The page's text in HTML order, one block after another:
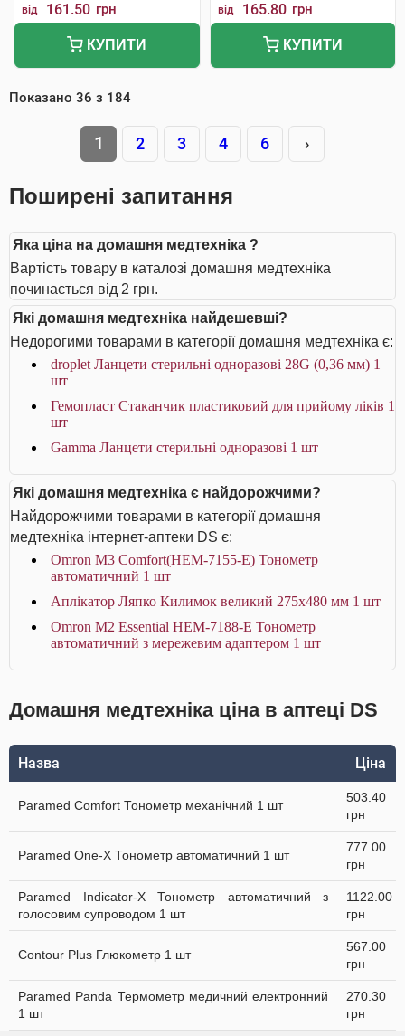
від 161.50 грн
КУПИТИ
від 165.80 грн
КУПИТИ
Показано 36 з 184
1 2 3 4 6 ›
Поширені запитання
Яка ціна на домашня медтехніка ?
Вартість товару в каталозі домашня медтехніка
починається від 2 грн.
Які домашня медтехніка найдешевші?
Недорогими товарами в категорії домашня медтехніка є:
droplet Ланцети стерильні одноразові 28G (0,36 мм) 1
шт
Гемопласт Стаканчик пластиковий для прийому ліків 1
шт
Gamma Ланцети стерильні одноразові 1 шт
Які домашня медтехніка є найдорожчими?
Найдорожчими товарами в категорії домашня
медтехніка інтернет-аптеки DS є:
Omron M3 Comfort(HEM-7155-Е) Тонометр
автоматичний 1 шт
Аплікатор Ляпко Килимок великий 275х480 мм 1 шт
Omron M2 Essential HEM-7188-E Тонометр
автоматичний з мережевим адаптером 1 шт
Домашня медтехніка ціна в аптеці DS
Назва Ціна
Paramed Comfort Тонометр механічний 1 шт
503.40
грн
Paramed One-X Тонометр автоматичний 1 шт
777.00
грн
Paramed Indicator-X Тонометр автоматичний з
голосовим супроводом 1 шт
1122.00
грн
Contour Plus Глюкометр 1 шт
567.00
грн
Paramed Panda Термометр медичний електронний
1 шт
270.30
грн